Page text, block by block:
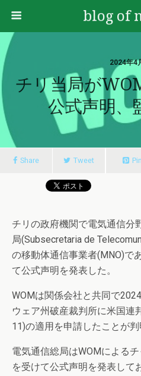
blog of
2024年4
チリ当局が
公式声明、
Share Tweet Pin
チリの政府機関で電気通信分
局(Subsecretaria de
の移動体通信事業者(MNO)で
て公式声明を発表した。
WOMは関係会社と共同で
ウェア州破産裁判所に米国連
11)の適用を申請したことが判
電気通信総局はWOMによる
を受けて公式声明を発表して